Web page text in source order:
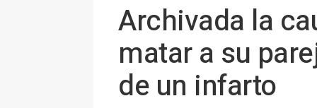
Archivada la
matar a su
de un infarto